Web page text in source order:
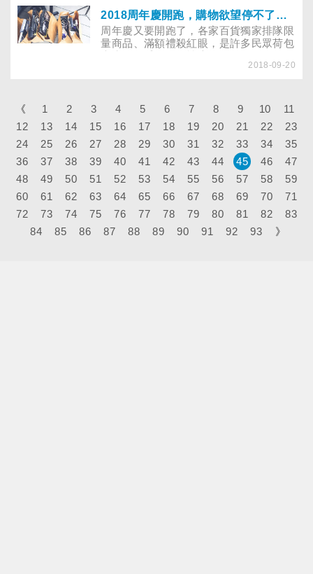
活，而前來就診的孩子。就怕孩子玩瘋
頭，不想上學，心理師提供6個小撇步，
幫助家長解決孩子的「收假症候群」！
2018周年慶開跑，購物欲望停不了怎麼辦？
周年慶又要開跑了，各家百貨獨家排隊限
量商品、滿額禮殺紅眼，是許多民眾荷包
男性趁機入手手錶、相機等，但如果購物
2018-09-20
《 1 2 3 4 5 6 7 8 9 10
11
12
13 14 15 16 17 18 19 20 21 22
23
24
25 26 27 28 29 30 31 32 33 34
35
36
37 38 39 40 41 42 43 44 45 46
47
48
49 50 51 52 53 54 55 56 57 58
59
60
61 62 63 64 65 66 67 68 69 70
71
72
73 74 75 76 77 78 79 80 81 82
83
84
85 86 87 88 89 90 91 92 93 》